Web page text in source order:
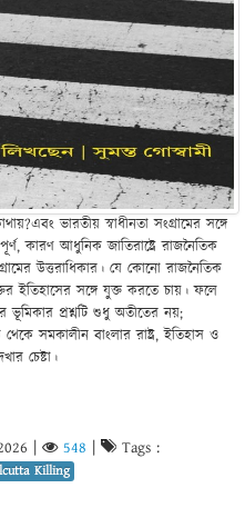
ভারতীয় স্বাধীনতা সংগ্রামের সঙ্গে
কারণ আধুনিক জাতিরাষ্ট্রে রাজনৈতিক
উত্তরাধিকার। যে কোনো রাজনৈতিক
ইতিহাসের সঙ্গে যুক্ত করতে চায়। ফলে
ভূমিকার প্রশ্নটি শুধু অতীতের নয়;
থেকে সমকালীন বাংলার রাষ্ট্র, ইতিহাস ও
চেষ্টা।
548 Tags :
Killing